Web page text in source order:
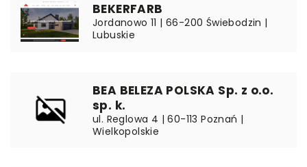
BEKERFARB
Jordanowo 11 | 66-200 Świebodzin |
Lubuskie
BEA BELEZA POLSKA Sp. z o.o.
sp. k.
ul. Reglowa 4 | 60-113 Poznań |
Wielkopolskie